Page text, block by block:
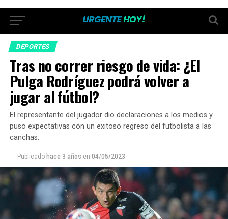
DEPORTES
Tras no correr riesgo de vida: ¿El
Pulga Rodríguez podrá volver a
jugar al fútbol?
El representante del jugador dio declaraciones a los medios y
puso expectativas con un exitoso regreso del futbolista a las
canchas.
Publicado hace 3 años en 04/05/2023